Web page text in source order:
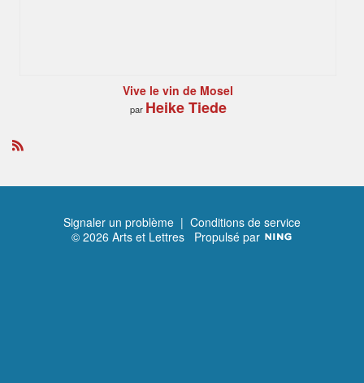
Vive le vin de Mosel
par Heike Tiede
R
Signaler un problème | Conditions de service
© 2026 Arts et Lettres Propulsé par